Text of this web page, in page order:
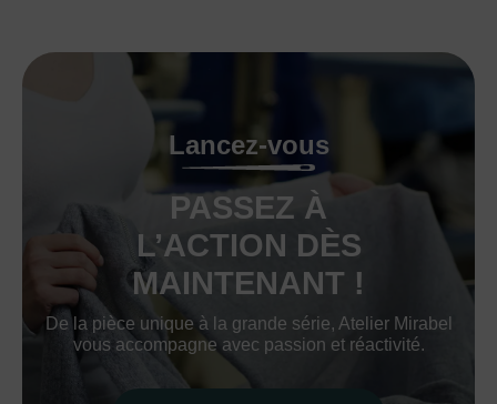
Lancez-vous
PASSEZ À
L’ACTION DÈS
MAINTENANT !
De la pièce unique à la grande série, Atelier Mirabel
vous accompagne avec passion et réactivité.